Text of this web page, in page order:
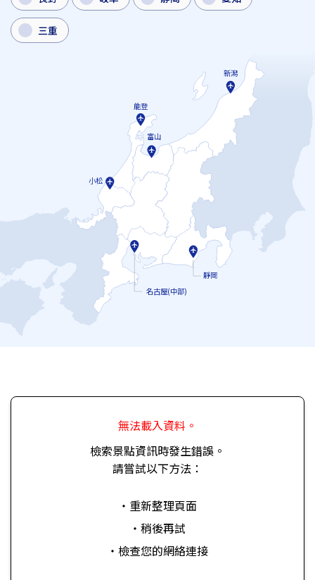
三重
小松
名古屋(中部)
靜岡
新潟
能登
富山
無法載入資料。
檢索景點資訊時發生錯誤。
請嘗試以下方法：
・重新整理頁面
・稍後再試
・檢查您的網絡連接